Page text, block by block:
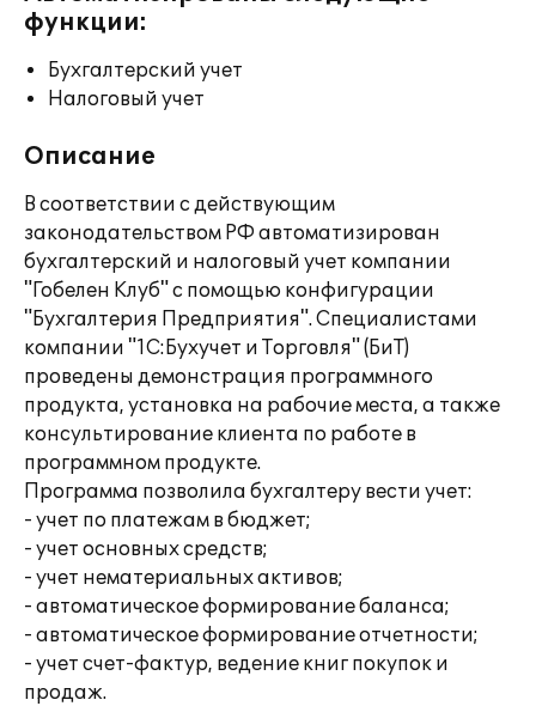
функции:
Бухгалтерский учет
Налоговый учет
Описание
В соответствии с действующим
законодательством РФ автоматизирован
бухгалтерский и налоговый учет компании
"Гобелен Клуб" с помощью конфигурации
"Бухгалтерия Предприятия". Специалистами
компании "1С:Бухучет и Торговля" (БиТ)
проведены демонстрация программного
продукта, установка на рабочие места, а также
консультирование клиента по работе в
программном продукте.
Программа позволила бухгалтеру вести учет:
- учет по платежам в бюджет;
- учет основных средств;
- учет нематериальных активов;
- автоматическое формирование баланса;
- автоматическое формирование отчетности;
- учет счет-фактур, ведение книг покупок и
продаж.